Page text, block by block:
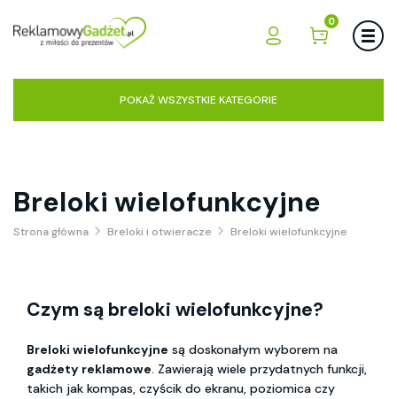
0
POKAŻ WSZYSTKIE KATEGORIE
Breloki wielofunkcyjne
Strona główna Breloki i otwieracze Breloki wielofunkcyjne
Czym są breloki wielofunkcyjne?
Breloki wielofunkcyjne są doskonałym wyborem na
gadżety reklamowe. Zawierają wiele przydatnych funkcji,
takich jak kompas, czyścik do ekranu, poziomica czy